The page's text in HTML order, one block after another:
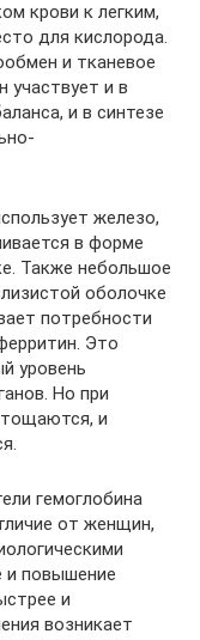
крови к легким,
для кислорода.
и тканевое
участвует и в
и в синтезе
железо,
в форме
Также небольшое
оболочке
потребности
Это
уровень
Но при
и
гемоглобина
от женщин,
и повышение
и
возникает